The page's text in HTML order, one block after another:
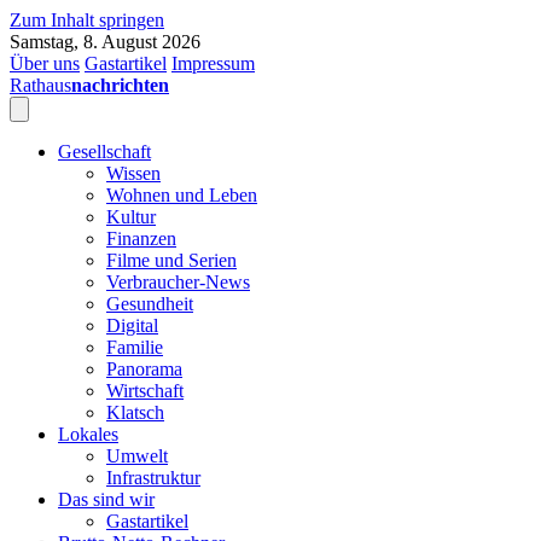
Zum Inhalt springen
Samstag, 8. August 2026
Über uns Gastartikel Impressum
Rathausnachrichten
Gesellschaft
Wissen
Wohnen und Leben
Kultur
Finanzen
Filme und Serien
Verbraucher-News
Gesundheit
Digital
Familie
Panorama
Wirtschaft
Klatsch
Lokales
Umwelt
Infrastruktur
Das sind wir
Gastartikel